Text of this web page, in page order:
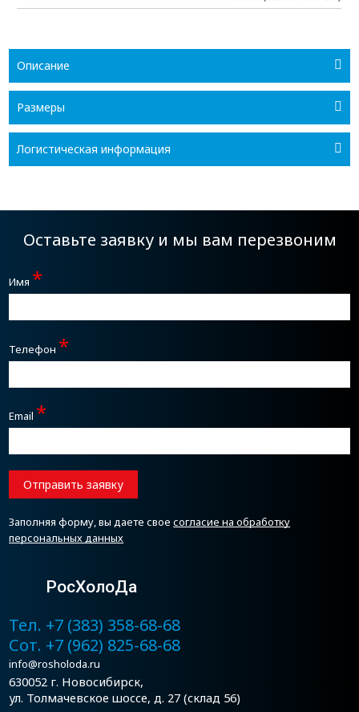
Описание
Размеры
Логистическая информация
Оставьте заявку и мы вам перезвоним
Имя *
Телефон *
Email *
Отправить заявку
Заполняя форму, вы даете своесогласие на обработку
персональных данных
РосХолоДа
Тел. +7 (383) 358-68-68
Сот. +7 (962) 825-68-68
info@rosholoda.ru
630052 г. Новосибирск,
ул. Толмачевское шоссе, д. 27 (склад 56)